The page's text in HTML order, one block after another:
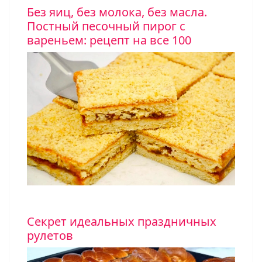
Без яиц, без молока, без масла.
Постный песочный пирог с
вареньем: рецепт на все 100
Секрет идеальных праздничных
рулетов